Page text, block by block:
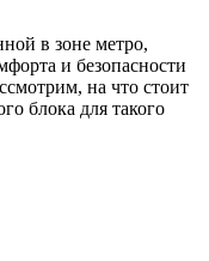
в зоне метро,
и безопасности
на что стоит
блока для такого